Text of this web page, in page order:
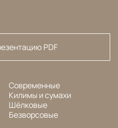
PDF
Современные
Килимы и сумахи
Шёлковые
Безворсовые